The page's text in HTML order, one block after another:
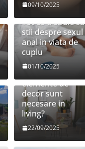
09/10/2025
Tot ce trebuie sa
stii despre sexul
anal in viata de
cuplu
01/10/2025
elemente de
decor sunt
necesare in
living?
22/09/2025